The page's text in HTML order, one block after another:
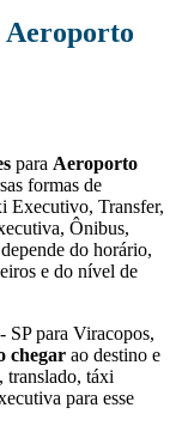
Aeroporto
para Aeroporto
formas de
Executivo, Transfer,
Ônibus,
do horário,
e do nível de
SPpara Viracopos,
chegar ao destino e
translado, táxi
para esse